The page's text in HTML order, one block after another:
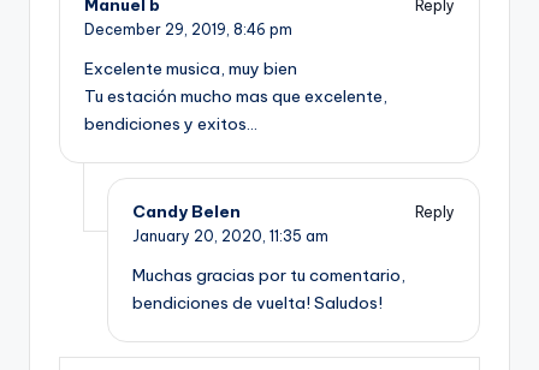
Manuel b
Reply
December 29, 2019, 8:46 pm
Excelente musica, muy bien
Tu estación mucho mas que excelente,
bendiciones y exitos…
Candy Belen
Reply
January 20, 2020, 11:35 am
Muchas gracias por tu comentario,
bendiciones de vuelta! Saludos!